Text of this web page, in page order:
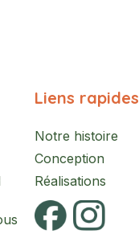
Liens rapides
Notre histoire
Conception
Réalisations